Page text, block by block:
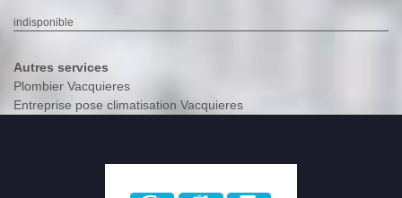
indisponible
Autres services
Plombier Vacquieres
Entreprise pose climatisation Vacquieres